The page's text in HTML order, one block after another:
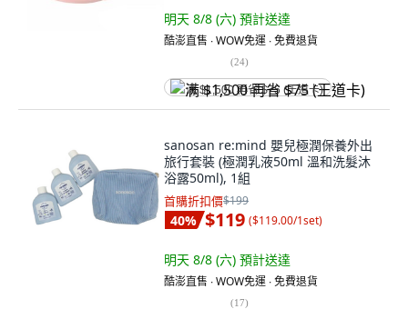
明天 8/8 (六) 預計送達
酷澎直售 ∙ WOW免運 ∙ 免費退貨
(24)
满 $1,500 再省 $75 (王道卡)
sanosan re:mind 嬰兒極潤保養外出
旅行套裝 (極潤乳液50ml 溫和洗髮沐
浴露50ml), 1組
首購折扣價$199
40% $119 ($119.00/1set)
明天 8/8 (六) 預計送達
酷澎直售 ∙ WOW免運 ∙ 免費退貨
(17)